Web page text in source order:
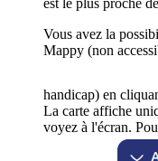
est le plus proche
Vous avez la
Mappy (non
handicap) en
La carte affiche
voyez à l'écran.